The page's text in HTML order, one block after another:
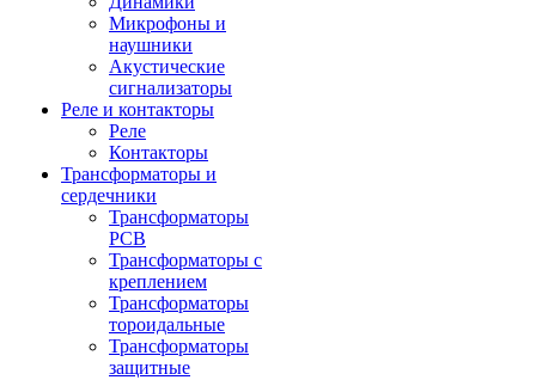
Микрофоны и
наушники
Акустические
сигнализаторы
Реле и контакторы
Реле
Контакторы
Трансформаторы и
сердечники
Трансформаторы
PCB
Трансформаторы с
креплением
Трансформаторы
тороидальные
Трансформаторы
защитные